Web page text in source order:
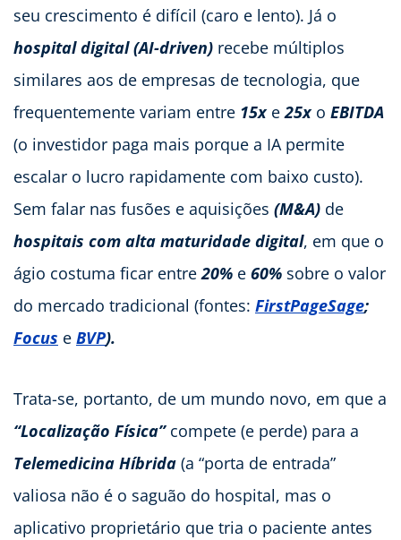
seu crescimento é difícil (caro e lento). Já o
hospital digital (AI-driven) recebe múltiplos
similares aos de empresas de tecnologia, que
frequentemente variam entre 15xe25xo EBITDA
(o investidor paga mais porque a IA permite
escalar o lucro rapidamente com baixo custo).
Sem falar nas fusões e aquisições (M&A) de
hospitais com alta maturidade digital, em que o
ágio costuma ficar entre20% e 60% sobre o valor
do mercado tradicional (fontes: FirstPageSage;
Focus e BVP).
Trata-se, portanto, de um mundo novo, em que a
“Localização Física”compete (e perde) para a
Telemedicina Híbrida (a “porta de entrada”
valiosa não é o saguão do hospital, mas o
aplicativo proprietário que tria o paciente antes